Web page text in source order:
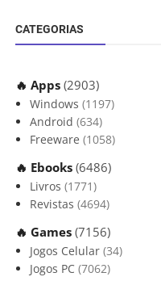
CATEGORIAS
🔥 Apps (2903)
Windows (1197)
Android (634)
Freeware (1058)
🔥 Ebooks (6486)
Livros (1771)
Revistas (4694)
🔥 Games (7156)
Jogos Celular (34)
Jogos PC (7062)